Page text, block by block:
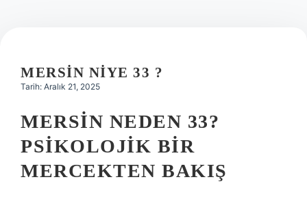
Hakkımızda
MERSIN NIYE 33 ?
Tarih: Aralık 21, 2025
MERSIN NEDEN 33?
PSIKOLOJIK BIR
MERCEKTEN BAKIŞ